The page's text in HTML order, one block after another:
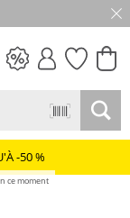
-50 %
ce moment